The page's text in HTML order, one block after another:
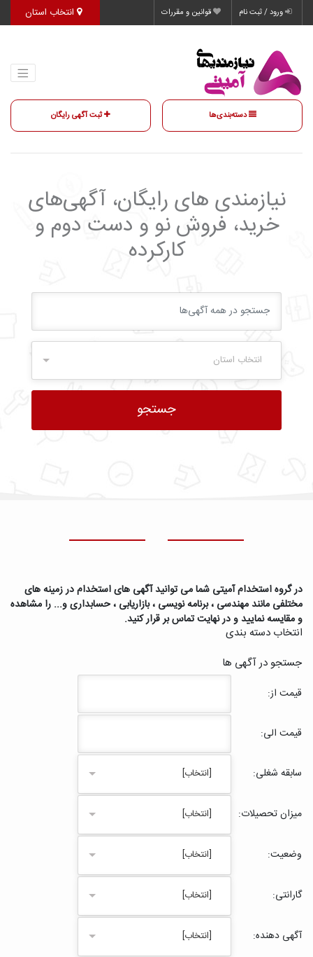
انتخاب استان قوانین و مقررات ورود / ثبت نام
دسته‌بندی‌ها ثبت آگهی رایگان
نیازمندی‌ های رایگان، آگهی‌های
خرید، فروش نو و دست دوم و
کارکرده
انتخاب استان
در گروه استخدام آمیتی شما می توانید آگهی های استخدام در زمینه های
مختلفی مانند مهندسی ، برنامه نویسی ، بازاریابی ، حسابداری و... را مشاهده
و مقایسه نمایید و در نهایت تماس بر قرار کنید.
انتخاب دسته بندی
جستجو در آگهی ها
قیمت از:
قیمت الی:
سابقه شغلی: [انتخاب]
میزان تحصیلات: [انتخاب]
وضعیت: [انتخاب]
گارانتی: [انتخاب]
آگهی دهنده: [انتخاب]